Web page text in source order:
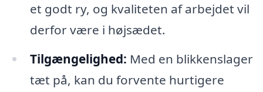
et godt ry, og kvaliteten af arbejdet vil
derfor være i højsædet.
Tilgængelighed: Med en blikkenslager
tæt på, kan du forvente hurtigere